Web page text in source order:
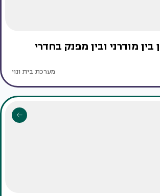
בין מודרני ובין מפנק בחדרי
מערכת בית ונוי